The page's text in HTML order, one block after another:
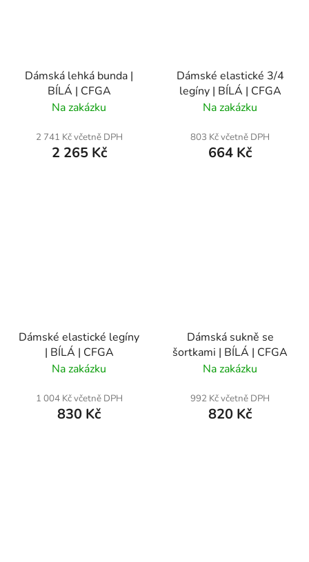
Dámská lehká bunda |
BÍLÁ | CFGA
Na zakázku
2 741 Kč včetně DPH
2 265 Kč
Dámské elastické 3/4
legíny | BÍLÁ | CFGA
Na zakázku
803 Kč včetně DPH
664 Kč
Dámské elastické legíny
| BÍLÁ | CFGA
Na zakázku
1 004 Kč včetně DPH
830 Kč
Dámská sukně se
šortkami | BÍLÁ | CFGA
Na zakázku
992 Kč včetně DPH
820 Kč